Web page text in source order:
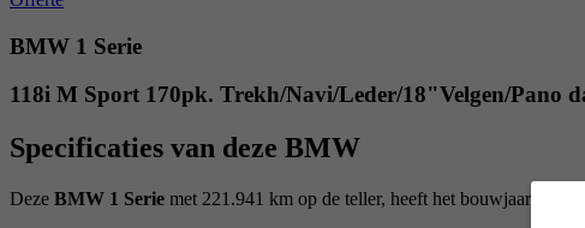
BMW 1 Serie
118i M Sport 170pk. Trekh/Navi/Leder/18"Velgen/Pano
Specificaties van deze BMW
Deze BMW 1 Serie met 221.941 km op de teller, heeft het bouwjaar